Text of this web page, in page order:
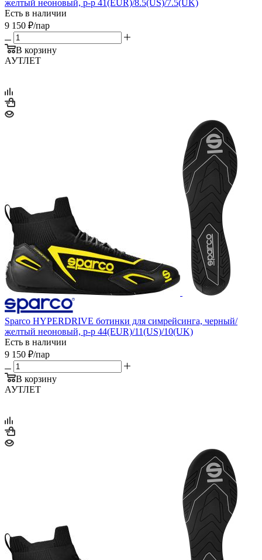
желтый неоновый, р-р 41(EUR)/8.5(US)/7.5(UK)
Есть в наличии
9 150 ₽/пар
В корзину
АУТЛЕТ
Sparco HYPERDRIVE ботинки для симрейсинга, черный/
желтый неоновый, р-р 44(EUR)/11(US)/10(UK)
Есть в наличии
9 150 ₽/пар
В корзину
АУТЛЕТ